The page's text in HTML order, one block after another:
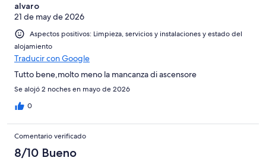
alvaro
21 de may de 2026
Aspectos positivos: Limpieza, servicios y instalaciones y estado del
alojamiento
Traducir con Google
Tutto bene,molto meno la mancanza di ascensore
Se alojó 2 noches en mayo de 2026
0
Comentario verificado
8/10 Bueno